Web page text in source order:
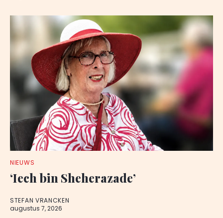
NIEUWS
‘Iech bin Sheherazade’
STEFAN VRANCKEN
augustus 7, 2026